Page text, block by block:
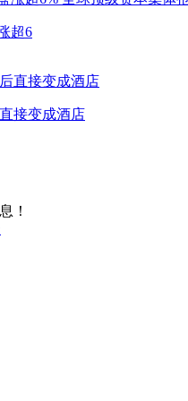
超6
接变成酒店
！